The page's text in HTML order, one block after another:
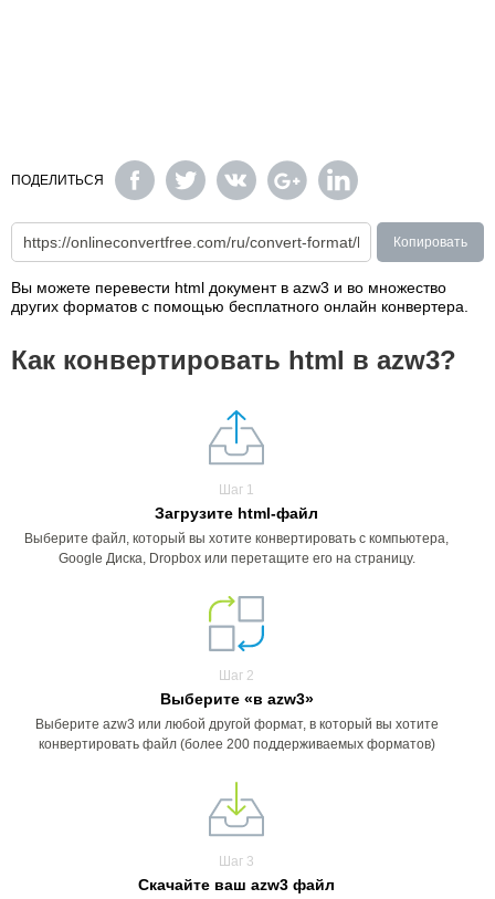
ПОДЕЛИТЬСЯ
Копировать
Вы можете перевести html документ в azw3 и во множество
других форматов с помощью бесплатного онлайн конвертера.
Как конвертировать html в azw3?
Шаг 1
Загрузите html-файл
Выберите файл, который вы хотите конвертировать с компьютера,
Google Диска, Dropbox или перетащите его на страницу.
Шаг 2
Выберите «в azw3»
Выберите azw3 или любой другой формат, в который вы хотите
конвертировать файл (более 200 поддерживаемых форматов)
Шаг 3
Скачайте ваш azw3 файл